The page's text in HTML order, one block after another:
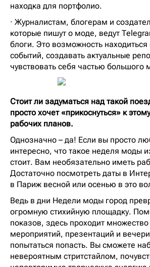
находка для портфолио.
· Журналистам, блогерам и
которые пишут о моде, ведут
блоги. Это возможность находиться
событий, создавать актуальные
чувствовать себя частью большого
Стоит ли задуматься над такой
просто хочет «прикоснуться» к
рабочих планов.
Однозначно – да! Если вы просто
интересно, что такое неделя моды
стоит. Вам необязательно иметь
Достаточно посмотреть даты в
в Париж весной или осенью в это
Ведь в дни Недели моды город
огромную стихийную площадку.
показов, здесь проходит
мероприятий, презентаций и
попытаться попасть. Вы сможете
невероятным стритстайлом,